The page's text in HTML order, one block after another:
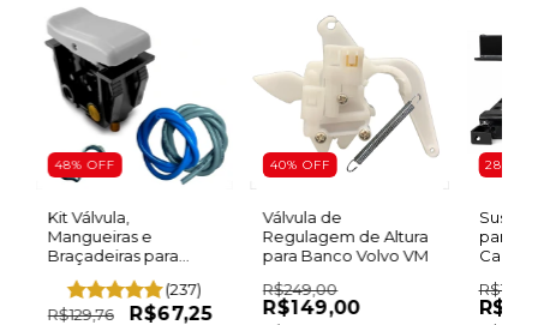
48%OFF
Kit Válvula,
Mangueiras e
Braçadeiras para
(237)
R$129,76
R$67,25
40%OFF
Válvula de
Regulagem de Altura
para Banco Volvo VM
R$249,00
R$149,00
28
para